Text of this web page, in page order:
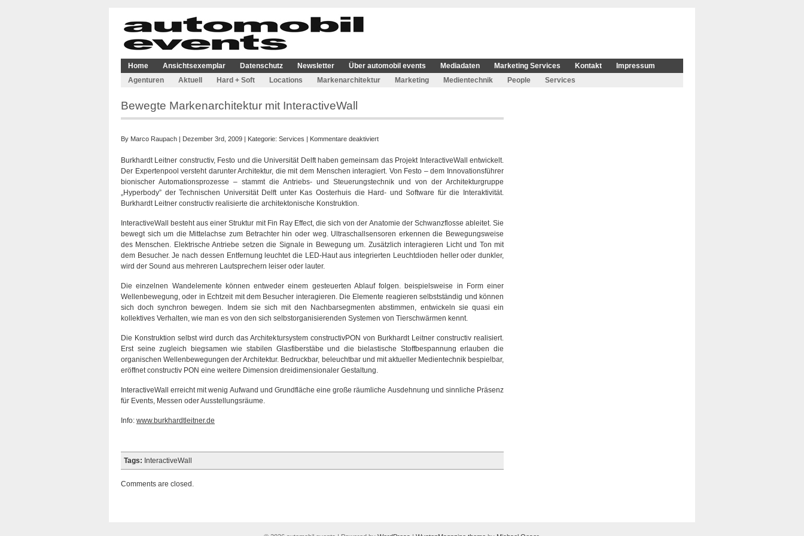
Home Ansichtsexemplar Datenschutz Newsletter Über automobil events Mediadaten Marketing Services Kontakt
Impressum
Agenturen
Aktuell Hard + Soft Locations Markenarchitektur Marketing Medientechnik People Services
Bewegte Markenarchitektur mit InteractiveWall
By Marco Raupach | Dezember 3rd, 2009 | Kategorie: Services | Kommentare deaktiviertfür
Markenarchitektur
mit
InteractiveWall
Burkhardt Leitner constructiv, Festo und die Universität Delft haben gemeinsam das Projekt InteractiveWall entwickelt.
Der Expertenpool versteht darunter Architektur, die mit dem Menschen interagiert. Von Festo – dem Innovationsführer
bionischer Automationsprozesse – stammt die Antriebs- und Steuerungstechnik und von der Architekturgruppe
„Hyperbody” der Technischen Universität Delft unter Kas Oosterhuis die Hard- und Software für die Interaktivität.
Burkhardt Leitner constructiv realisierte die architektonische Konstruktion.
InteractiveWall besteht aus einer Struktur mit Fin Ray Effect, die sich von der Anatomie der Schwanzflosse ableitet. Sie
bewegt sich um die Mittelachse zum Betrachter hin oder weg. Ultraschallsensoren erkennen die Bewegungsweise
des Menschen. Elektrische Antriebe setzen die Signale in Bewegung um. Zusätzlich interagieren Licht und Ton mit
dem Besucher. Je nach dessen Entfernung leuchtet die LED-Haut aus integrierten Leuchtdioden heller oder dunkler,
wird der Sound aus mehreren Lautsprechern leiser oder lauter.
Die einzelnen Wandelemente können entweder einem gesteuerten Ablauf folgen. beispielsweise in Form einer
Wellenbewegung, oder in Echtzeit mit dem Besucher interagieren. Die Elemente reagieren selbstständig und können
sich doch synchron bewegen. Indem sie sich mit den Nachbarsegmenten abstimmen, entwickeln sie quasi ein
kollektives Verhalten, wie man es von den sich selbstorganisierenden Systemen von Tierschwärmen kennt.
Die Konstruktion selbst wird durch das Architektursystem constructivPON von Burkhardt Leitner constructiv realisiert.
Erst seine zugleich biegsamen wie stabilen Glasfiberstäbe und die bielastische Stoffbespannung erlauben die
organischen Wellenbewegungen der Architektur. Bedruckbar, beleuchtbar und mit aktueller Medientechnik bespielbar,
eröffnet constructiv PON eine weitere Dimension dreidimensionaler Gestaltung.
InteractiveWall erreicht mit wenig Aufwand und Grundfläche eine große räumliche Ausdehnung und sinnliche Präsenz
für Events, Messen oder Ausstellungsräume.
Info: www.burkhardtleitner.de
Tags: InteractiveWall
Comments are closed.